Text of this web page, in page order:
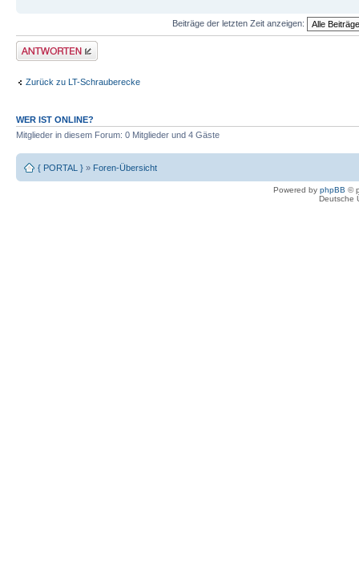
Beiträge der letzten Zeit anzeigen:
Antwort erstellen
Zurück zu LT-Schrauberecke
WER IST ONLINE?
Mitglieder in diesem Forum: 0 Mitglieder und 4 Gäste
{ PORTAL } » Foren-Übersicht
Powered by phpBB ©
Deutsche